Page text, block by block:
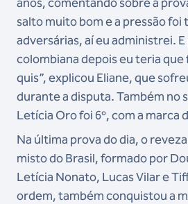
salto muito bom e a pressão foi
adversárias, aí eu administrei.
colombiana depois eu teria que
quis”, explicou Eliane, que
durante a disputa. Também no
Letícia Oro foi 6º, com a marca
Na última prova do dia, o
misto do Brasil, formado por
Letícia Nonato, Lucas Vilar e
ordem, também conquistou a